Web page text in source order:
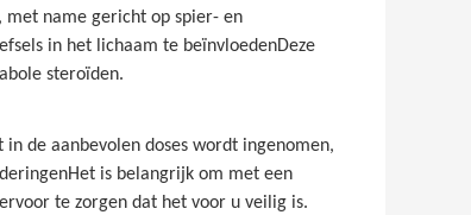
met name gericht op spier- en
in het lichaam te beïnvloedenDeze
steroïden.
de aanbevolen doses wordt ingenomen,
is belangrijk om met een
te zorgen dat het voor u veilig is.